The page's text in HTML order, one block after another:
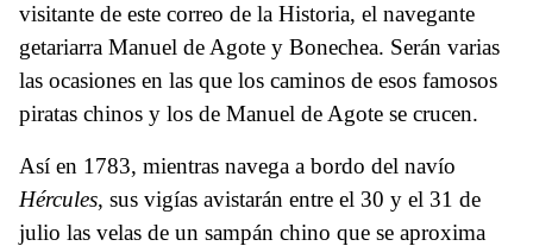
visitante de este correo de la Historia, el navegante
getariarra Manuel de Agote y Bonechea. Serán varias
las ocasiones en las que los caminos de esos famosos
piratas chinos y los de Manuel de Agote se crucen.
Así en 1783, mientras navega a bordo del navío
Hércules, sus vigías avistarán entre el 30 y el 31 de
julio las velas de un sampán chino que se aproxima